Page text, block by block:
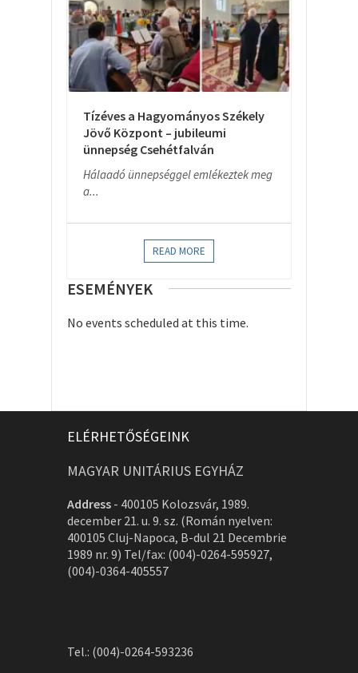
Tízéves a Hagyományos Székely
Jövő Központ – jubileumi
ünnepség Csehétfalván
Hálaadó ünnepséggel emlékeztek meg
a...
READ MORE
ESEMÉNYEK
No events scheduled at this time.
ELÉRHETŐSÉGEINK
MAGYAR UNITÁRIUS EGYHÁZ
Address - 400105 Kolozsvár, 1989.
december 21. u. 9. sz. (Román nyelven:
400105 Cluj-Napoca, B-dul 21 Decembrie
1989 nr. 9) Tel/fax: (004)-0264-595927,
(004)-0364-405557
Tel.: (004)-0264-593236